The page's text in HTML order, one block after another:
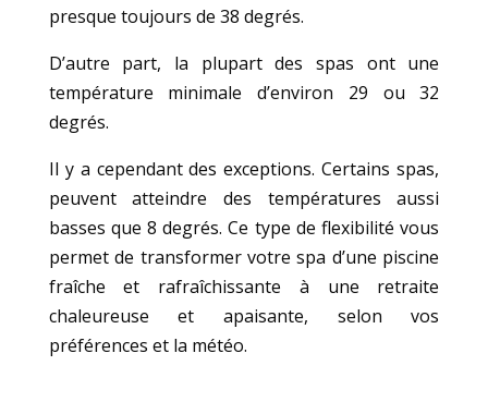
presque toujours de 38 degrés.
D’autre part, la plupart des spas ont une
température minimale d’environ 29 ou 32
degrés.
Il y a cependant des exceptions. Certains spas,
peuvent atteindre des températures aussi
basses que 8 degrés. Ce type de flexibilité vous
permet de transformer votre spa d’une piscine
fraîche et rafraîchissante à une retraite
chaleureuse et apaisante, selon vos
préférences et la météo.